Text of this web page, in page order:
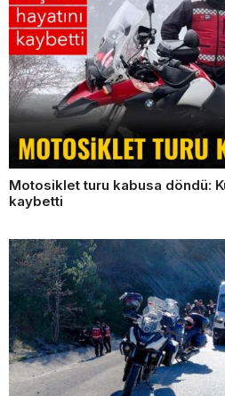
Motosiklet turu kabusa döndü:
kaybetti